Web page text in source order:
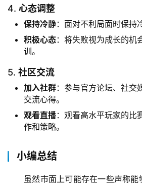
4. 心态调整
保持冷静：面对不利局面时保持
积极心态：将失败视为成长的机
训。
5. 社区交流
加入社群：参与官方论坛、社交
交流心得。
观看直播：观看高水平玩家的比
作和策略。
小编总结
虽然市面上可能存在一些声称能